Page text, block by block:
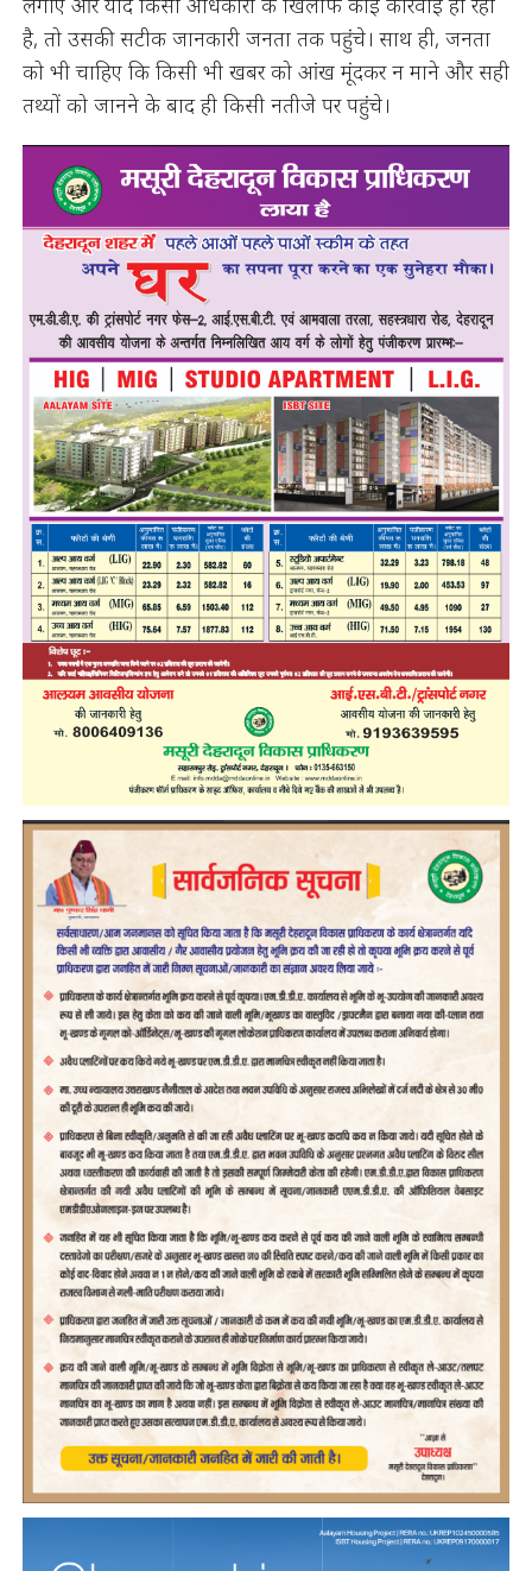
है, तो उसकी सटीक जानकारी जनता तक पहुंचे। साथ ही, जनता
को भी चाहिए कि किसी भी खबर को आंख मूंदकर न माने और सही
तथ्यों को जानने के बाद ही किसी नतीजे पर पहुंचे।